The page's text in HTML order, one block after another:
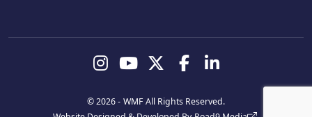
تابعنا
© 2026 - WMF All Rights Reserved.